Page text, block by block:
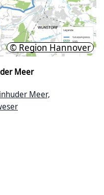
© Region Hannover
Meer
Meer,